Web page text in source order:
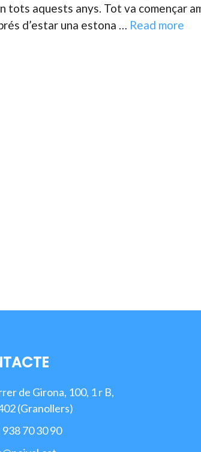
tots aquests anys. Tot va començar
d’estar una estona … Read more
de Girona, 100, 1 r B,
(Granollers)
938 70 30 90